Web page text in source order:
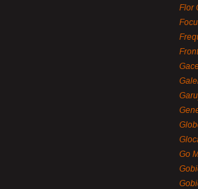
Flor
Go